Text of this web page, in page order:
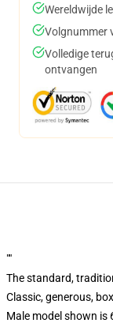
Wereldwijde
Volgnummer
Volledige
ontvangen
""
The standard,
Classic, generous,
Male model shown is